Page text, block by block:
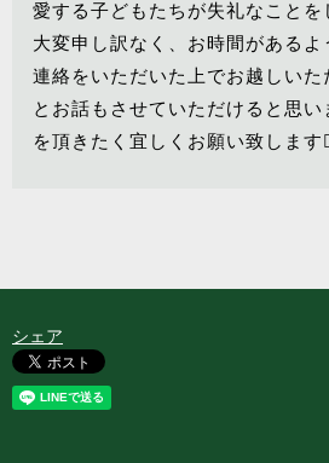
愛する子どもたちが失礼なことを
大変申し訳なく、お時間がある
連絡をいただいた上でお越しいた
とお話もさせていただけると思
を頂きたく宜しくお願い致します
シェア